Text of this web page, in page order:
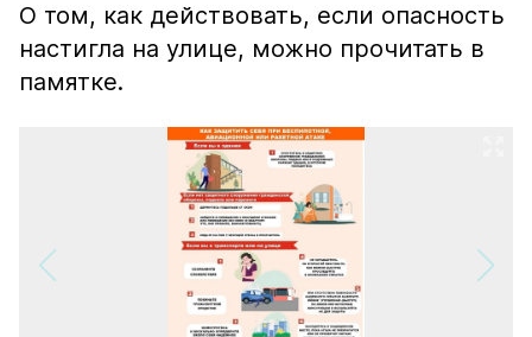
О том, как действовать, если опасность
настигла на улице, можно прочитать в
памятке.